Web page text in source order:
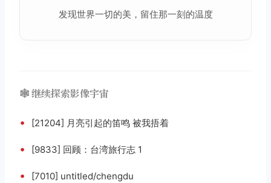
发现世界一切的美，留住那一刻的温度
🕸️ 继续探索影像宇宙
• [21204] 月亮引起的笛鸣 被我捂着
• [9833] 回顾：台湾旅行志 1
• [7010] untitled/chengdu